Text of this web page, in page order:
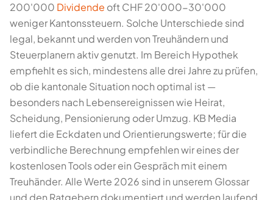
200'000 Dividende oft CHF 20'000-30'000
weniger Kantonssteuern. Solche Unterschiede sind
legal, bekannt und werden von Treuhändern und
Steuerplanern aktiv genutzt. Im Bereich Hypothek
empfiehlt es sich, mindestens alle drei Jahre zu prüfen,
ob die kantonale Situation noch optimal ist —
besonders nach Lebensereignissen wie Heirat,
Scheidung, Pensionierung oder Umzug. KB Media
liefert die Eckdaten und Orientierungswerte; für die
verbindliche Berechnung empfehlen wir eines der
kostenlosen Tools oder ein Gespräch mit einem
Treuhänder. Alle Werte 2026 sind in unserem Glossar
und den Ratgebern dokumentiert und werden laufend